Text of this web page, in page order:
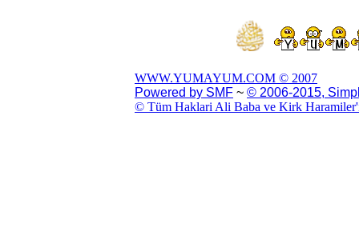
WWW.YUMAYUM.COM © 2007
Powered by SMF ~ © 2006-2015,
© Tüm Haklari Ali Baba ve Kirk